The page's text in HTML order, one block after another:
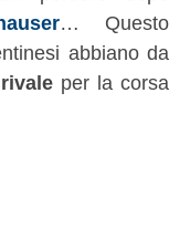
… Questo
abbiano da
per la corsa